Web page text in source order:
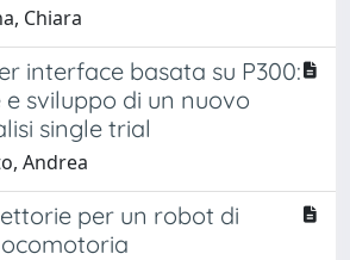
Chiara
interface basata su P300:
sviluppo di un nuovo
single trial
Andrea
per un robot di